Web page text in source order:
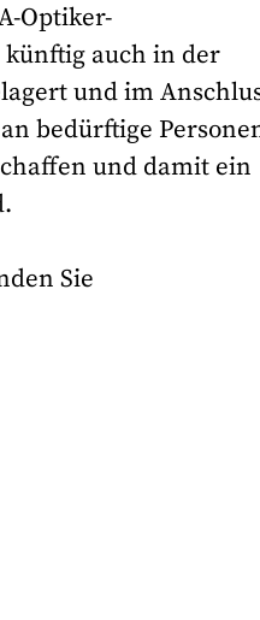
Optiker-
auch in der
und im
bedürftige
und damit ein
Sie